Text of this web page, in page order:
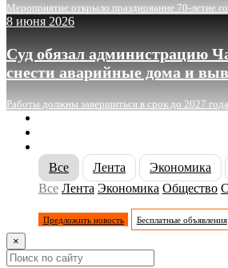
Мероприятие открыло празднование 70-летие
8 июня 2026
Суд обязал администрацию
снести аварийные дома и
Работы должны завершиться в срок до 2027 года
Все
Лента Экономика
Все Лента Экономика Общество
Предложить новость Бесплатные объявления
×